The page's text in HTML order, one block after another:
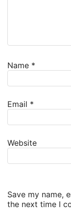
Name *
Email *
Website
Save my name,
the next time I